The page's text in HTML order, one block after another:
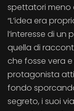
spettatori meno
“L’idea era
l’interesse di un
quella di
che fosse vera
protagonista
fondo
segreto, i suoi